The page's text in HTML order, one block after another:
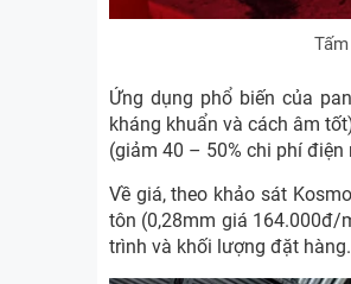
Ứng dụng phổ biến của
kháng khuẩn và cách âm
(giảm 40 – 50% chi phí
Về giá, theo khảo sát
tôn (0,28mm giá 164.000đ/
trình và khối lượng đặt hàng.